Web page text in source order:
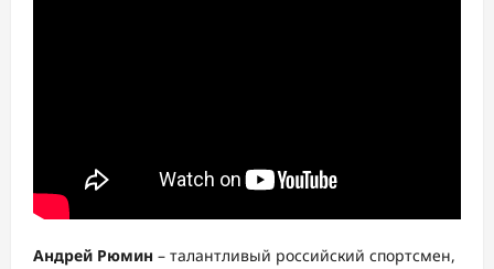
Андрей Рюмин – талантливый российский спортсмен,